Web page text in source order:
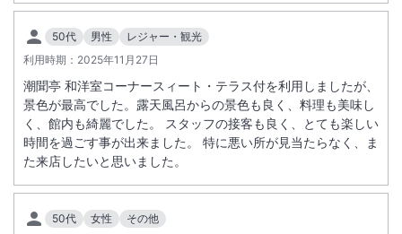
50代 男性
レジャー・観光
利用時期： 2025年11月27日
潮聞亭 和洋室コーナースィート・テラス付を利用しましたが、
景色が最高でした。露天風呂からの景色も良く、料理も美味し
く、館内も綺麗でした。 スタッフの接客も良く、とても楽しい
時間を過ごす事が出来ました。 特に悪い所が見当たらなく、ま
た来店したいと思いました。
50代 女性
その他